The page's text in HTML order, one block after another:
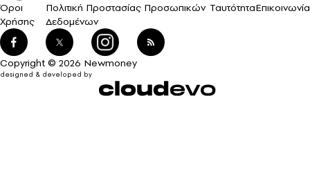
Όροι
Χρήσης
Πολιτική Προστασίας Προσωπικών
Δεδομένων
ΤαυτότηταΕπικοινωνία
Copyright © 2026 Newmoney
designed & developed by